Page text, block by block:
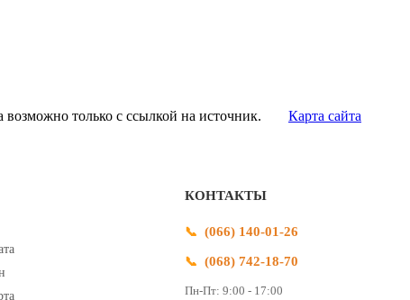
только с ссылкой на источник. Карта сайта
КОНТАКТЫ
(066) 140-01-26
(068) 742-18-70
Пн-Пт: 9:00 - 17:00